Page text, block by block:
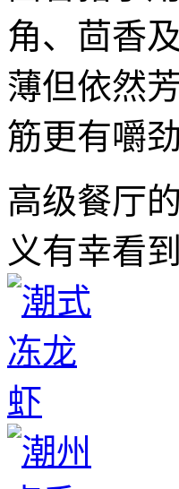
角、茴香
薄但依然
筋更有嚼
高级餐厅
义有幸看